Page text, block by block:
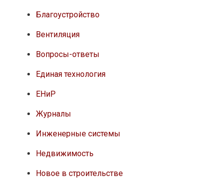
Благоустройство
Вентиляция
Вопросы-ответы
Единая технология
ЕНиР
Журналы
Инженерные системы
Недвижимость
Новое в строительстве